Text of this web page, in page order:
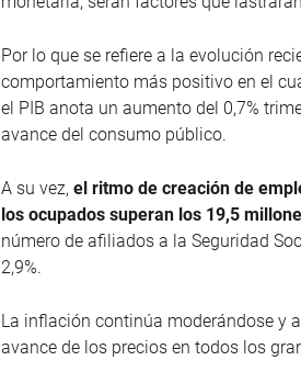
Por lo que se refiere a la evolución
comportamiento más positivo en el
el PIB anota un aumento del 0,7%
avance del consumo público.
A su vez, el ritmo de creación de
los ocupados superan los 19,5
número de afiliados a la Seguridad
2,9%.
La inflación continúa moderándose y
avance de los precios en todos los